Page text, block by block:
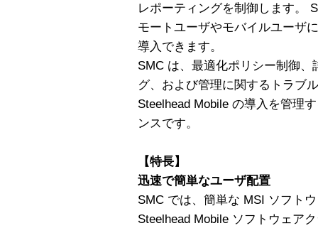
レポーティングを制御します。
モートユーザやモバイルユーザ
導入できます。
SMC は、最適化ポリシー制御
グ、および管理に関するトラブ
Steelhead Mobile の導入を管理
ンスです。
【特長】
迅速で簡単なユーザ配置
SMC では、簡単な MSI ソフト
Steelhead Mobile ソフトウェア